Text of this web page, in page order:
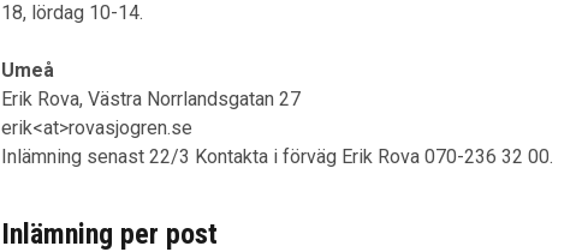
18, lördag 10-14.
Umeå
Erik Rova, Västra Norrlandsgatan 27
erik<at>rovasjogren.se
Inlämning senast 22/3 Kontakta i förväg Erik Rova 070-236 32 00.
Inlämning per post